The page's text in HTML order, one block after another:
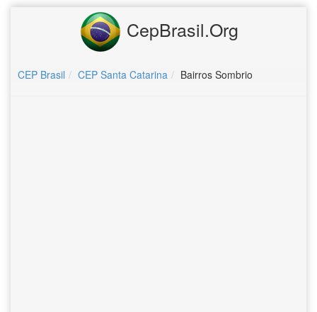
CepBrasil.Org
CEP Brasil CEP Santa Catarina Bairros Sombrio